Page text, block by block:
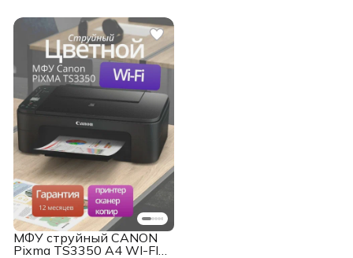
МФУ струйный CANON
Pixma TS3350 A4 WI-FI